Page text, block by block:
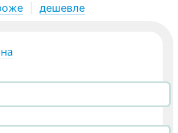
дешевле